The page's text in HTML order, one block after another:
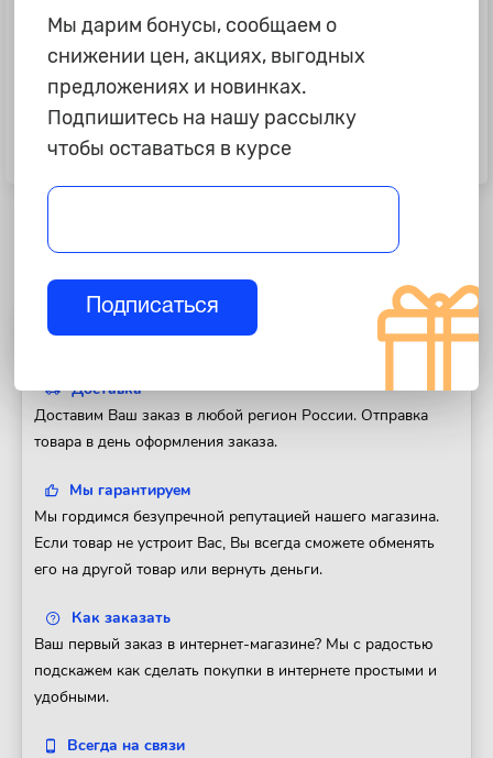
1 495 ₽
Щетка дворника "Bosch" 50см,
1 445 ₽
Щетка дворника "Bosch" 40см,
AeroEco, бескаркасная
Доставка
Доставим Ваш заказ в любой регион России. Отправка
товара в день оформления заказа.
Мы гарантируем
Мы гордимся безупречной репутацией нашего магазина.
Если товар не устроит Вас, Вы всегда сможете обменять
его на другой товар или вернуть деньги.
Как заказать
Ваш первый заказ в интернет-магазине? Мы с радостью
подскажем как сделать покупки в интернете простыми и
удобными.
Всегда на связи
Мы дарим бонусы, сообщаем о
снижении цен, акциях, выгодных
предложениях и новинках.
Подпишитесь на нашу рассылку
чтобы оставаться в курсе
Подписаться